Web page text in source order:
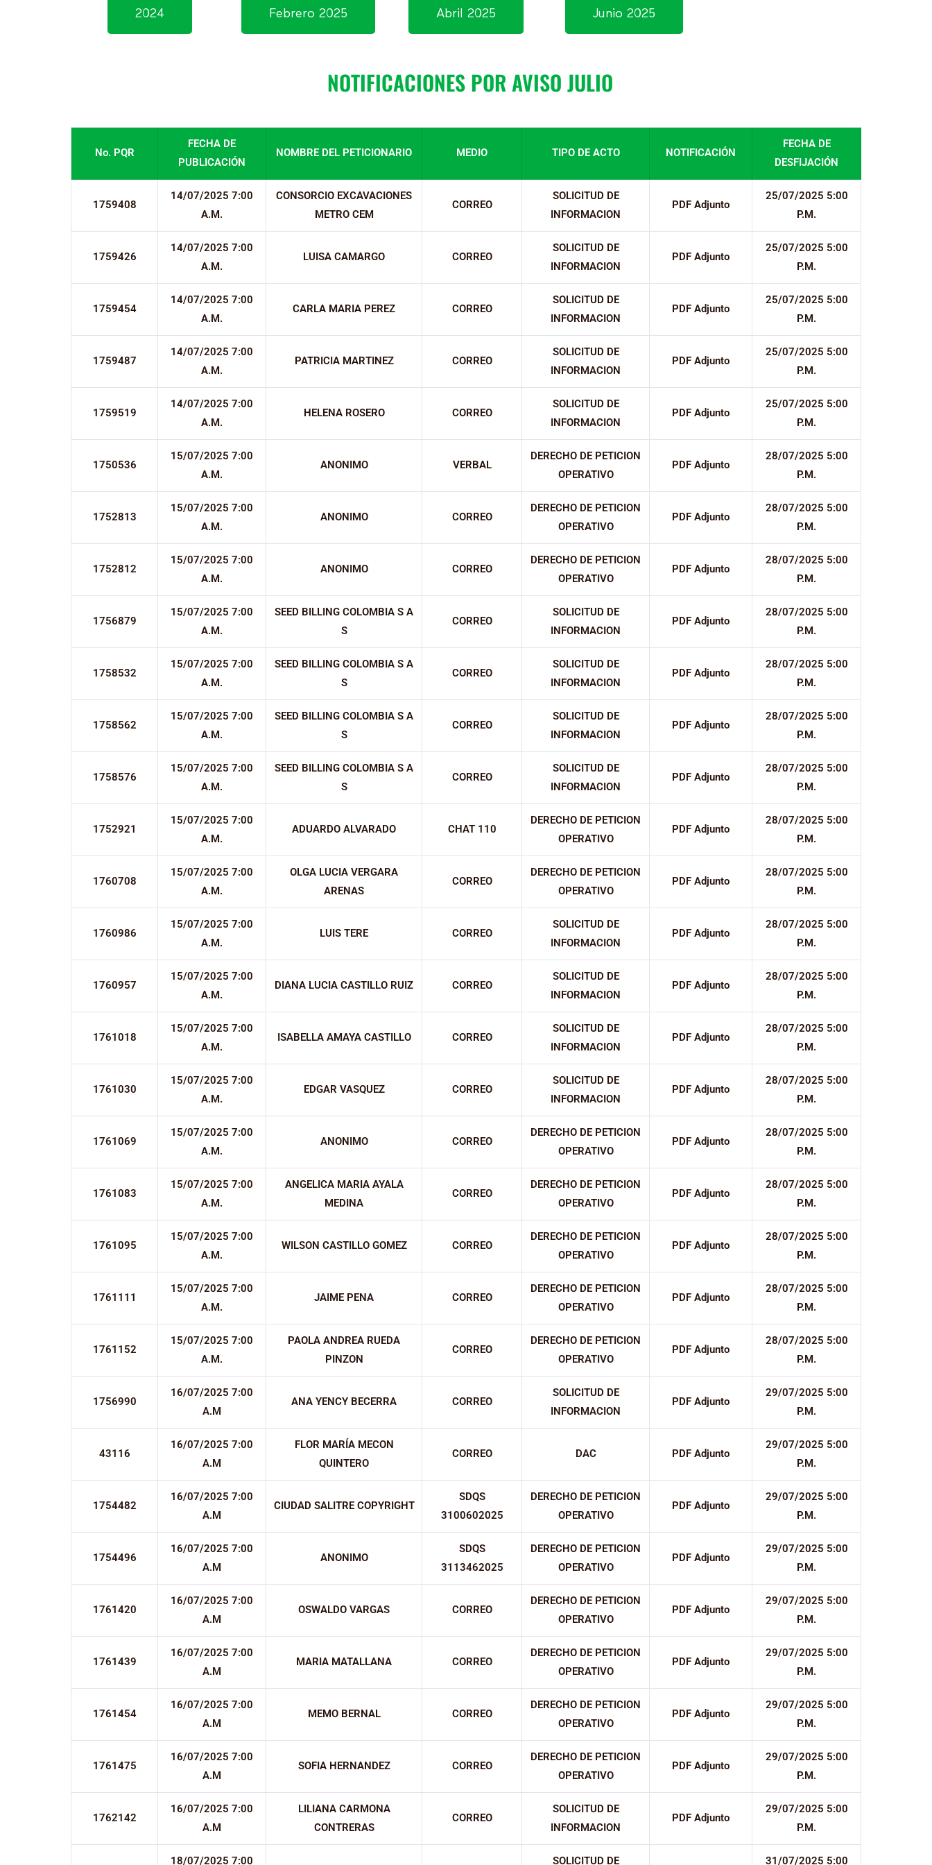
2024 Febrero 2025 Abril 2025 Junio 2025
NOTIFICACIONES POR AVISO JULIO
No. PQR
FECHA DE
PUBLICACIÓN
NOMBRE DEL PETICIONARIO MEDIO TIPO DE ACTO NOTIFICACIÓN
FECHA DE
DESFIJACIÓN
1759408
14/07/2025 7:00
A.M.
CONSORCIO EXCAVACIONES
METRO CEM
CORREO
SOLICITUD DE
INFORMACION
PDF Adjunto
25/07/2025 5:00
P.M.
1759426
14/07/2025 7:00
A.M.
LUISA CAMARGO CORREO
SOLICITUD DE
INFORMACION
PDF Adjunto
25/07/2025 5:00
P.M.
1759454
14/07/2025 7:00
A.M.
CARLA MARIA PEREZ CORREO
SOLICITUD DE
INFORMACION
PDF Adjunto
25/07/2025 5:00
P.M.
1759487
14/07/2025 7:00
A.M.
PATRICIA MARTINEZ CORREO
SOLICITUD DE
INFORMACION
PDF Adjunto
25/07/2025 5:00
P.M.
1759519
14/07/2025 7:00
A.M.
HELENA ROSERO CORREO
SOLICITUD DE
INFORMACION
PDF Adjunto
25/07/2025 5:00
P.M.
1750536
15/07/2025 7:00
A.M.
ANONIMO VERBAL
DERECHO DE PETICION
OPERATIVO
PDF Adjunto
28/07/2025 5:00
P.M.
1752813
15/07/2025 7:00
A.M.
ANONIMO CORREO
DERECHO DE PETICION
OPERATIVO
PDF Adjunto
28/07/2025 5:00
P.M.
1752812
15/07/2025 7:00
A.M.
ANONIMO CORREO
DERECHO DE PETICION
OPERATIVO
PDF Adjunto
28/07/2025 5:00
P.M.
1756879
15/07/2025 7:00
A.M.
SEED BILLING COLOMBIA S A
S
CORREO
SOLICITUD DE
INFORMACION
PDF Adjunto
28/07/2025 5:00
P.M.
1758532
15/07/2025 7:00
A.M.
SEED BILLING COLOMBIA S A
S
CORREO
SOLICITUD DE
INFORMACION
PDF Adjunto
28/07/2025 5:00
P.M.
1758562
15/07/2025 7:00
A.M.
SEED BILLING COLOMBIA S A
S
CORREO
SOLICITUD DE
INFORMACION
PDF Adjunto
28/07/2025 5:00
P.M.
1758576
15/07/2025 7:00
A.M.
SEED BILLING COLOMBIA S A
S
CORREO
SOLICITUD DE
INFORMACION
PDF Adjunto
28/07/2025 5:00
P.M.
1752921
15/07/2025 7:00
A.M.
ADUARDO ALVARADO CHAT 110
DERECHO DE PETICION
OPERATIVO
PDF Adjunto
28/07/2025 5:00
P.M.
1760708
15/07/2025 7:00
A.M.
OLGA LUCIA VERGARA
ARENAS
CORREO
DERECHO DE PETICION
OPERATIVO
PDF Adjunto
28/07/2025 5:00
P.M.
1760986
15/07/2025 7:00
A.M.
LUIS TERE CORREO
SOLICITUD DE
INFORMACION
PDF Adjunto
28/07/2025 5:00
P.M.
1760957
15/07/2025 7:00
A.M.
DIANA LUCIA CASTILLO RUIZ CORREO
SOLICITUD DE
INFORMACION
PDF Adjunto
28/07/2025 5:00
P.M.
1761018
15/07/2025 7:00
A.M.
ISABELLA AMAYA CASTILLO CORREO
SOLICITUD DE
INFORMACION
PDF Adjunto
28/07/2025 5:00
P.M.
1761030
15/07/2025 7:00
A.M.
EDGAR VASQUEZ CORREO
SOLICITUD DE
INFORMACION
PDF Adjunto
28/07/2025 5:00
P.M.
1761069
15/07/2025 7:00
A.M.
ANONIMO CORREO
DERECHO DE PETICION
OPERATIVO
PDF Adjunto
28/07/2025 5:00
P.M.
1761083
15/07/2025 7:00
A.M.
ANGELICA MARIA AYALA
MEDINA
CORREO
DERECHO DE PETICION
OPERATIVO
PDF Adjunto
28/07/2025 5:00
P.M.
1761095
15/07/2025 7:00
A.M.
WILSON CASTILLO GOMEZ CORREO
DERECHO DE PETICION
OPERATIVO
PDF Adjunto
28/07/2025 5:00
P.M.
1761111
15/07/2025 7:00
A.M.
JAIME PENA CORREO
DERECHO DE PETICION
OPERATIVO
PDF Adjunto
28/07/2025 5:00
P.M.
1761152
15/07/2025 7:00
A.M.
PAOLA ANDREA RUEDA
PINZON
CORREO
DERECHO DE PETICION
OPERATIVO
PDF Adjunto
28/07/2025 5:00
P.M.
1756990
16/07/2025 7:00
A.M
ANA YENCY BECERRA CORREO
SOLICITUD DE
INFORMACION
PDF Adjunto
29/07/2025 5:00
P.M.
43116
16/07/2025 7:00
A.M
FLOR MARÍA MECON
QUINTERO
CORREO DAC PDF Adjunto
29/07/2025 5:00
P.M.
1754482
16/07/2025 7:00
A.M
CIUDAD SALITRE COPYRIGHT
SDQS
3100602025
DERECHO DE PETICION
OPERATIVO
PDF Adjunto
29/07/2025 5:00
P.M.
1754496
16/07/2025 7:00
A.M
ANONIMO
SDQS
3113462025
DERECHO DE PETICION
OPERATIVO
PDF Adjunto
29/07/2025 5:00
P.M.
1761420
16/07/2025 7:00
A.M
OSWALDO VARGAS CORREO
DERECHO DE PETICION
OPERATIVO
PDF Adjunto
29/07/2025 5:00
P.M.
1761439
16/07/2025 7:00
A.M
MARIA MATALLANA CORREO
DERECHO DE PETICION
OPERATIVO
PDF Adjunto
29/07/2025 5:00
P.M.
1761454
16/07/2025 7:00
A.M
MEMO BERNAL CORREO
DERECHO DE PETICION
OPERATIVO
PDF Adjunto
29/07/2025 5:00
P.M.
1761475
16/07/2025 7:00
A.M
SOFIA HERNANDEZ CORREO
DERECHO DE PETICION
OPERATIVO
PDF Adjunto
29/07/2025 5:00
P.M.
1762142
16/07/2025 7:00
A.M
LILIANA CARMONA
CONTRERAS
CORREO
SOLICITUD DE
INFORMACION
PDF Adjunto
29/07/2025 5:00
P.M.
18/07/2025 7:00 SOLICITUD DE 31/07/2025 5:00